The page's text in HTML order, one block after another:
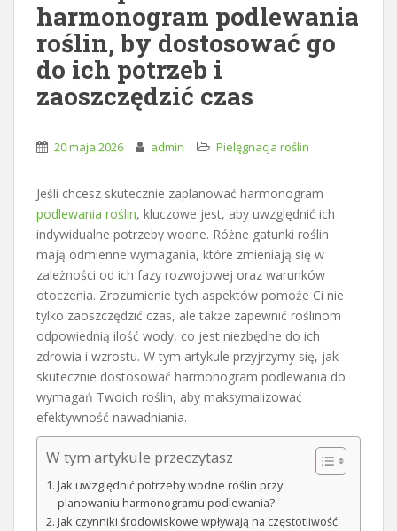
harmonogram podlewania
roślin, by dostosować go
do ich potrzeb i
zaoszczędzić czas
20 maja 2026 admin Pielęgnacja roślin
Jeśli chcesz skutecznie zaplanować harmonogram
podlewania roślin, kluczowe jest, aby uwzględnić ich
indywidualne potrzeby wodne. Różne gatunki roślin
mają odmienne wymagania, które zmieniają się w
zależności od ich fazy rozwojowej oraz warunków
otoczenia. Zrozumienie tych aspektów pomoże Ci nie
tylko zaoszczędzić czas, ale także zapewnić roślinom
odpowiednią ilość wody, co jest niezbędne do ich
zdrowia i wzrostu. W tym artykule przyjrzymy się, jak
skutecznie dostosować harmonogram podlewania do
wymagań Twoich roślin, aby maksymalizować
efektywność nawadniania.
W tym artykule przeczytasz
Jak uwzględnić potrzeby wodne roślin przy
planowaniu harmonogramu podlewania?
Jak czynniki środowiskowe wpływają na częstotliwość